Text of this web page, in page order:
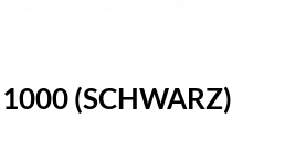
(SCHWARZ)